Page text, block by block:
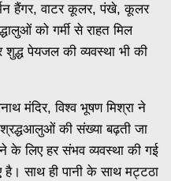
हैंगर, वाटर कूलर, पंखे, कूलर
को गर्मी से राहत मिल
पेयजल की व्यवस्था भी की
मंदिर, विश्व भूषण मिश्रा ने
की संख्या बढ़ती जा
के लिए हर संभव व्यवस्था की गई
साथ ही पानी के साथ मट्टठा